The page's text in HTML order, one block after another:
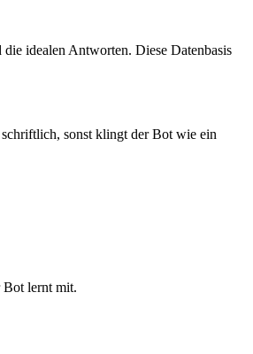
idealen Antworten. Diese Datenbasis
sonst klingt der Bot wie ein
Bot lernt mit.